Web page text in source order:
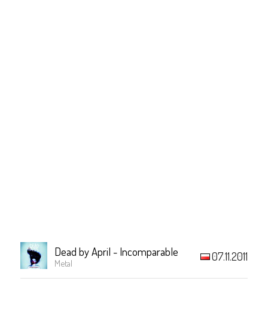
Dead by April - Incomparable
Metal 07.11.2011